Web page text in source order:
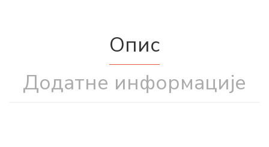
Опис
Додатне информације